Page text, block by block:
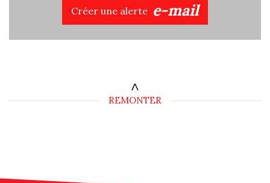
Créer une alerte e-mail
REMONTER